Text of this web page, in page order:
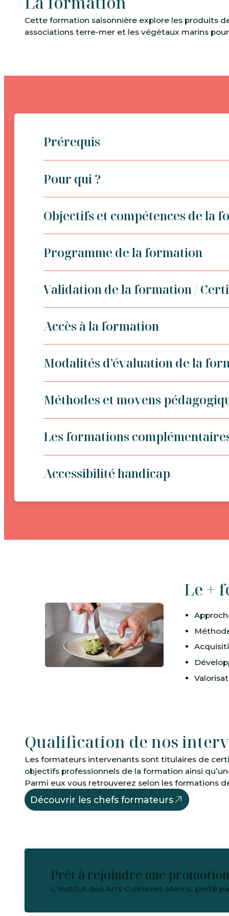
Cette formation saisonnière explore les produits
associations terre-mer et les végétaux marins
Prérequis
Pour qui ?
Objectifs et compétences de la
Programme de la formation
Validation de la formation /
Accès à la formation
Modalités d’évaluation de la
Méthodes et moyens
Les formations
Accessibilité handicap
Le +
Qualification de nos
Les formateurs intervenants sont titulaires de
objectifs professionnels de la formation ainsi
Parmi eux vous retrouverez selon les formations
Découvrir les chefs formateurs
Prêt à rejoindre une promotion
L’Institut des Arts Culinaires Marins, porté